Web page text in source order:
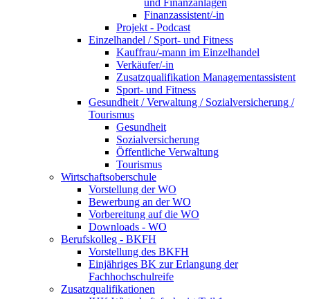
und Finanzanlagen
Finanzassistent/-in
Projekt - Podcast
Einzelhandel / Sport- und Fitness
Kauffrau/-mann im Einzelhandel
Verkäufer/-in
Zusatzqualifikation Managementassistent
Sport- und Fitness
Gesundheit / Verwaltung / Sozialversicherung /
Tourismus
Gesundheit
Sozialversicherung
Öffentliche Verwaltung
Tourismus
Wirtschaftsoberschule
Vorstellung der WO
Bewerbung an der WO
Vorbereitung auf die WO
Downloads - WO
Berufskolleg - BKFH
Vorstellung des BKFH
Einjähriges BK zur Erlangung der
Fachhochschulreife
Zusatzqualifikationen